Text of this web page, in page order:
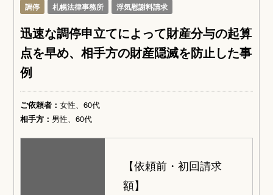
調停
札幌法律事務所 浮気慰謝料請求
迅速な調停申立てによって財産分与の起算
点を早め、相手方の財産隠滅を防止した事
例
ご依頼者：女性、60代
相手方： 男性、60代
【依頼前・初回請求
額】